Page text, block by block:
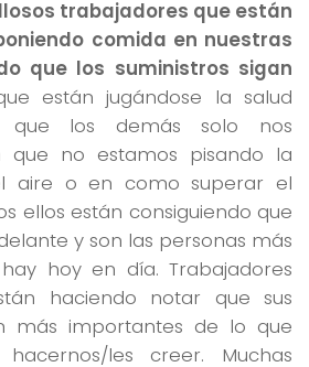
trabajadores que están
comida en nuestras
que los suministros sigan
están jugándose la salud
los demás solo nos
que no estamos pisando la
aire o en como superar el
ellos están consiguiendo que
y son las personas más
hoy en día. Trabajadores
haciendo notar que sus
más importantes de lo que
les creer. Muchas